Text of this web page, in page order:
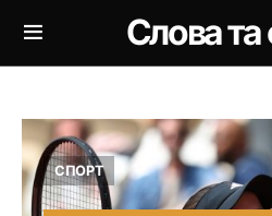
Слова
СПОРТ